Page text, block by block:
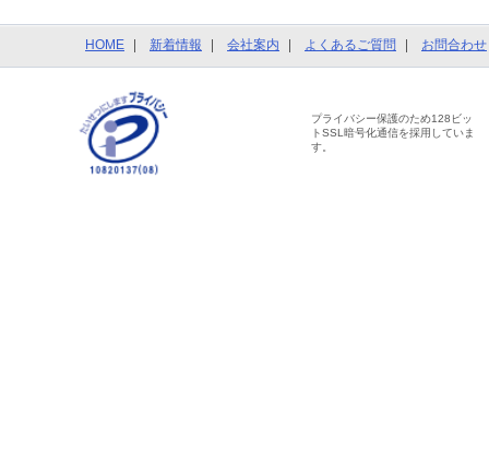
HOME 新着情報 会社案内 よくあるご質問 お問合わせ
プライバシー保護のため128ビッ
トSSL暗号化通信を採用していま
す。